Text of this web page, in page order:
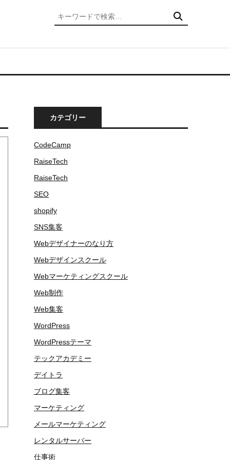
カテゴリー
CodeCamp
RaiseTech
RaiseTech
SEO
shopify
SNS集客
Webデザイナーのなり方
Webデザインスクール
Webマーケティングスクール
Web制作
Web集客
WordPress
WordPressテーマ
テックアカデミー
デイトラ
ブログ集客
マーケティング
メールマーケティング
レンタルサーバー
仕事術